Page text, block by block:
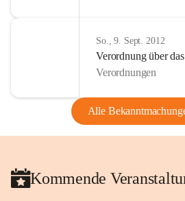
So., 9. Sept. 2012
Verordnung über
Verordnungen
Alle
Kommende